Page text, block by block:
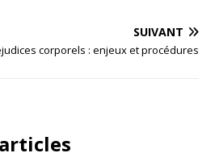
SUIVANT
corporels : enjeux et procédures